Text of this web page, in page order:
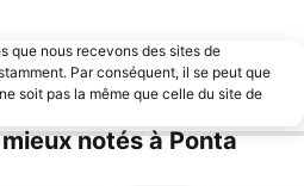
que nous recevons des sites de
Par conséquent, il se peut que
soit pas la même que celle du site de
notés à Ponta